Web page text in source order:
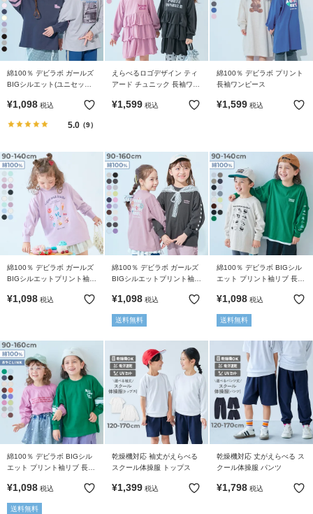
る
ご
質
問
FOLLOW
綿100％ デビラボ ガールズ
BIGシルエット(ユニセック
シャツ
¥1,098 税込
5.0（9）
えらべるロゴデザイン ティ
アード チュニック 長袖ワン
¥1,599 税込
綿100％ デビラボ プリント
長袖ワンピース
¥1,599 税込
綿100％ デビラボ ガールズ
BIGシルエットプリント袖リ
¥1,098 税込
綿100％ デビラボ ガールズ
BIGシルエットプリント袖リ
¥1,098 税込
送料無料
綿100％ デビラボ BIGシル
エット プリント袖リブ 長袖
¥1,098 税込
送料無料
綿100％ デビラボ BIGシル
エット プリント袖リブ 長袖
¥1,098 税込
送料無料
乾燥機対応 袖丈がえらべる
スクール体操服 トップス
¥1,399 税込
乾燥機対応 丈がえらべる ス
クール体操服 パンツ
¥1,798 税込